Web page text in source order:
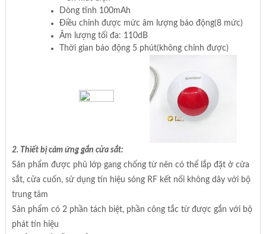
Dòng tĩnh 100mAh
Điều chỉnh được mức âm lượng báo động(8 mức)
Âm lượng tối đa: 110dB
Thời gian báo động 5 phút(không chỉnh được)
2. Thiết bị cảm ứng gắn cửa sắt:
Sản phẩm được phủ lớp gang chống từ nên có thể lắp đặt ở cửa
sắt, cữa cuốn, sử dụng tín hiệu sóng RF kết nối không dây với bộ
trung tâm
Sản phẩm có 2 phần tách biệt, phần công tắc từ được gắn với bộ
phát tín hiệu